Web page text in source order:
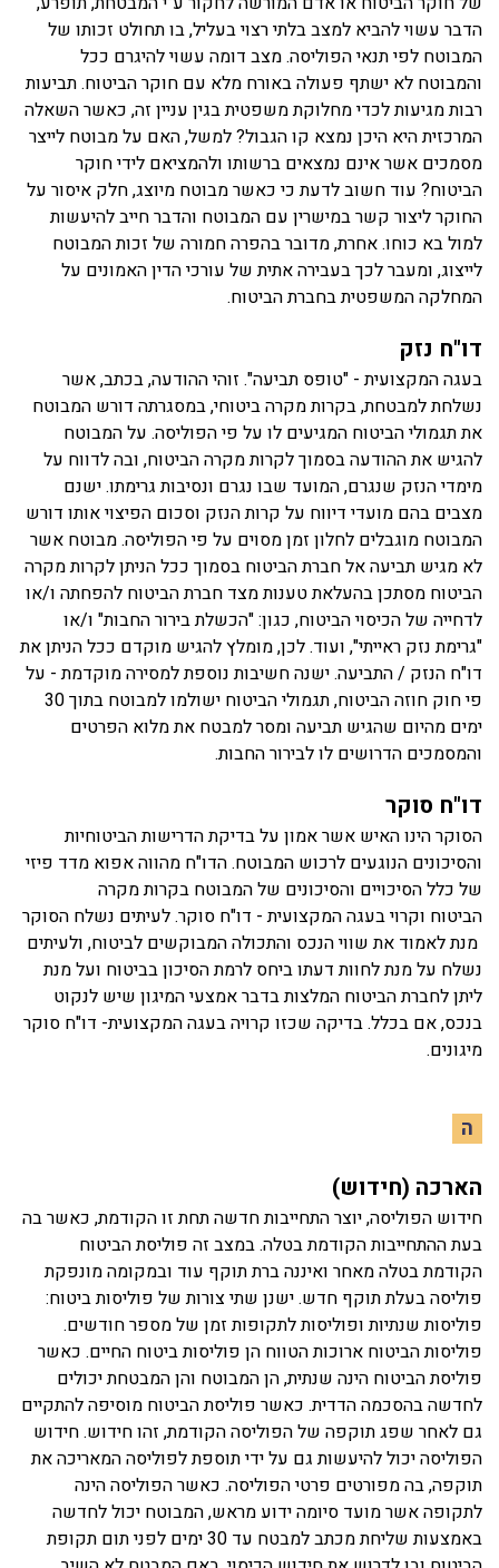
הדבר עשוי להביא למצב בלתי רצוי בעליל, בו תחולט זכותו של
המבוטח לפי תנאי הפוליסה. מצב דומה עשוי להיגרם ככל
והמבוטח לא ישתף פעולה באורח מלא עם חוקר הביטוח. תביעות
רבות מגיעות לכדי מחלוקת משפטית בגין עניין זה, כאשר השאלה
המרכזית היא היכן נמצא קו הגבול? למשל, האם על מבוטח לייצר
מסמכים אשר אינם נמצאים ברשותו ולהמציאם לידי חוקר
הביטוח? עוד חשוב לדעת כי כאשר מבוטח מיוצג, חלק איסור על
החוקר ליצור קשר במישרין עם המבוטח והדבר חייב להיעשות
למול בא כוחו. אחרת, מדובר בהפרה חמורה של זכות המבוטח
לייצוג, ומעבר לכך בעבירה אתית של עורכי הדין האמונים על
המחלקה המשפטית בחברת הביטוח.
דו"ח נזק
בעגה המקצועית - "טופס תביעה". זוהי ההודעה, בכתב, אשר
נשלחת למבטחת, בקרות מקרה ביטוחי, במסגרתה דורש המבוטח
את תגמולי הביטוח המגיעים לו על פי הפוליסה. על המבוטח
להגיש את ההודעה בסמוך לקרות מקרה הביטוח, ובה לדווח על
מימדי הנזק שנגרם, המועד שבו נגרם ונסיבות גרימתו. ישנם
מצבים בהם מועדי דיווח על קרות הנזק וסכום הפיצוי אותו דורש
המבוטח מוגבלים לחלון זמן מסוים על פי הפוליסה. מבוטח אשר
לא מגיש תביעה אל חברת הביטוח בסמוך ככל הניתן לקרות מקרה
הביטוח מסתכן בהעלאת טענות מצד חברת הביטוח להפחתה ו/או
לדחייה של הכיסוי הביטוח, כגון: "הכשלת בירור החבות" ו/או
"גרימת נזק ראייתי", ועוד. לכן, מומלץ להגיש מוקדם ככל הניתן את
דו"ח הנזק / התביעה. ישנה חשיבות נוספת למסירה מוקדמת - על
פי חוק חוזה הביטוח, תגמולי הביטוח ישולמו למבוטח בתוך 30
ימים מהיום שהגיש תביעה ומסר למבטח את מלוא הפרטים
והמסמכים הדרושים לו לבירור החבות.
דו"ח סוקר
הסוקר הינו האיש אשר אמון על בדיקת הדרישות הביטוחיות
והסיכונים הנוגעים לרכוש המבוטח. הדו"ח מהווה אפוא מדד פיזי
של כלל הסיכויים והסיכונים של המבוטח בקרות מקרה
הביטוח וקרוי בעגה המקצועית - דו"ח סוקר. לעיתים נשלח הסוקר
מנת לאמוד את שווי הנכס והתכולה המבוקשים לביטוח, ולעיתים
נשלח על מנת לחוות דעתו ביחס לרמת הסיכון בביטוח ועל מנת
ליתן לחברת הביטוח המלצות בדבר אמצעי המיגון שיש לנקוט
בנכס, אם בכלל. בדיקה שכזו קרויה בעגה המקצועית- דו"ח סוקר
מיגונים.
ה
הארכה (חידוש)
חידוש הפוליסה, יוצר התחייבות חדשה תחת זו הקודמת, כאשר בה
בעת ההתחייבות הקודמת בטלה. במצב זה פוליסת הביטוח
הקודמת בטלה מאחר ואיננה ברת תוקף עוד ובמקומה מונפקת
פוליסה בעלת תוקף חדש. ישנן שתי צורות של פוליסות ביטוח:
פוליסות שנתיות ופוליסות לתקופות זמן של מספר חודשים.
פוליסות הביטוח ארוכות הטווח הן פוליסות ביטוח החיים. כאשר
פוליסת הביטוח הינה שנתית, הן המבוטח והן המבטחת יכולים
לחדשה בהסכמה הדדית. כאשר פוליסת הביטוח מוסיפה להתקיים
גם לאחר שפג תוקפה של הפוליסה הקודמת, זהו חידוש. חידוש
הפוליסה יכול להיעשות גם על ידי תוספת לפוליסה המאריכה את
תוקפה, בה מפורטים פרטי הפוליסה. כאשר הפוליסה הינה
לתקופה אשר מועד סיומה ידוע מראש, המבוטח יכול לחדשה
באמצעות שליחת מכתב למבטח עד 30 ימים לפני תום תקופת